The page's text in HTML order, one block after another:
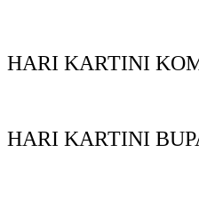
HARI KARTINI
HARI KARTINI